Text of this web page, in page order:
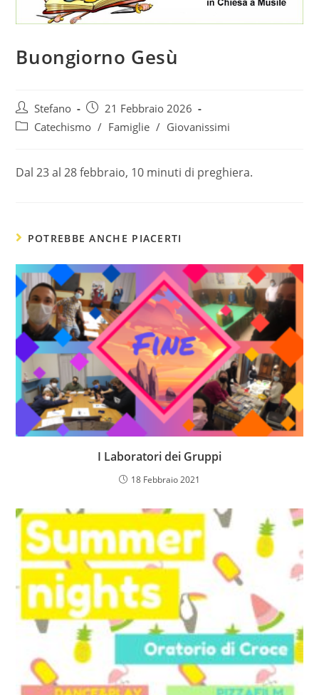
Buongiorno Gesù
Autore
dell'articolo:
Stefano
Articolo
pubblicato:
21 Febbraio 2026
Categoria
Catechismo / Famiglie / Giovanissimi
Dal 23 al 28 febbraio, 10 minuti di preghiera.
POTREBBE ANCHE PIACERTI
I Laboratori dei Gruppi
18 Febbraio 2021